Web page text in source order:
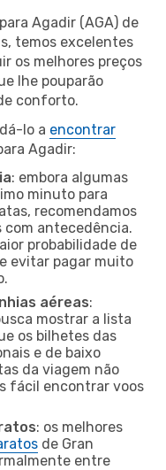
Agadir (AGA) de
temos excelentes
os melhores preços
lhe pouparão
conforto.
lo a encontrar
Agadir:
: embora algumas
minuto para
recomendamos
com antecedência.
probabilidade de
e evitar pagar muito
aéreas:
mostrar a lista
os bilhetes das
e de baixo
da viagem não
fácil encontrar voos
: os melhores
de Gran
entre